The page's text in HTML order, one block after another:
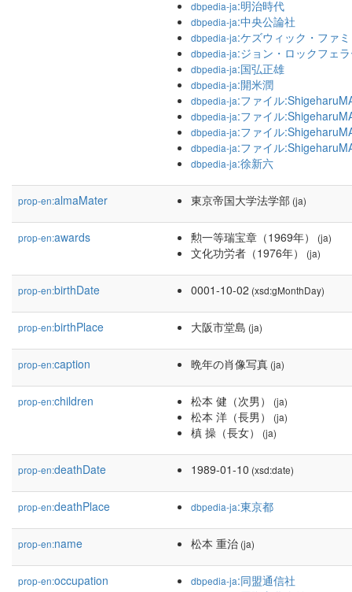
dbpedia-ja:明治時代
dbpedia-ja:中央公論社
dbpedia-ja:ケズウィック・ファ
dbpedia-ja:ジョン・ロックフェ
dbpedia-ja:国弘正雄
dbpedia-ja:開米潤
dbpedia-ja:ファイル
dbpedia-ja:ファイル
dbpedia-ja:ファイル
dbpedia-ja:ファイル
dbpedia-ja:徐新六
prop-en:almaMater 東京帝国大学法学部 (ja)
prop-en:awards 勲一等瑞宝章（1969年） (ja)
文化功労者（1976年） (ja)
prop-en:birthDate 0001-10-02 (xsd:gMonthDay)
prop-en:birthPlace 大阪市堂島 (ja)
prop-en:caption 晩年の肖像写真 (ja)
prop-en:children 松本 健（次男） (ja)
松本 洋（長男） (ja)
槙 操（長女） (ja)
prop-en:deathDate 1989-01-10 (xsd:date)
prop-en:deathPlace dbpedia-ja:東京都
prop-en:name 松本 重治 (ja)
prop-en:occupation dbpedia-ja:同盟通信社